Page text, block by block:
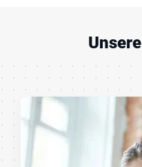
Unsere